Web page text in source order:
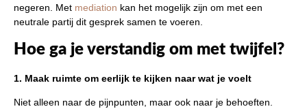
negeren. Met mediation kan het mogelijk zijn om met een
neutrale partij dit gesprek samen te voeren.
Hoe ga je verstandig om met twijfel?
1. Maak ruimte om eerlijk te kijken naar wat je voelt
Niet alleen naar de pijnpunten, maar ook naar je behoeften.